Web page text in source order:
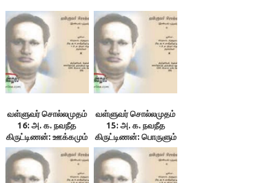
வள்ளுவர் சொல்லமுதம்
16: அ. க. நவநீத
கிருட்டிணன்: ஊக்கமும்
ஆக்கமும்
வள்ளுவர் சொல்லமுதம்
15: அ. க. நவநீத
கிருட்டிணன்: பொருளும்
அருளும்